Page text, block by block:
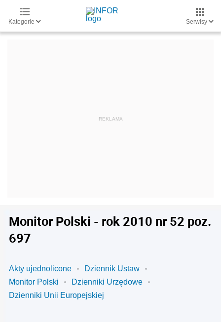
Kategorie Serwisy
Monitor Polski - rok 2010 nr 52 poz.
697
Akty ujednolicone
Dziennik Ustaw
Monitor Polski
Dzienniki Urzędowe
Dzienniki Unii Europejskiej